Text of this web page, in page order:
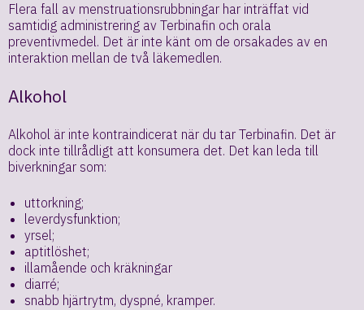
Flera fall av menstruationsrubbningar har inträffat vid
samtidig administrering av Terbinafin och orala
preventivmedel. Det är inte känt om de orsakades av en
interaktion mellan de två läkemedlen.
Alkohol
Alkohol är inte kontraindicerat när du tar Terbinafin. Det är
dock inte tillrådligt att konsumera det. Det kan leda till
biverkningar som:
uttorkning;
leverdysfunktion;
yrsel;
aptitlöshet;
illamående och kräkningar
diarré;
snabb hjärtrytm, dyspné, kramper.